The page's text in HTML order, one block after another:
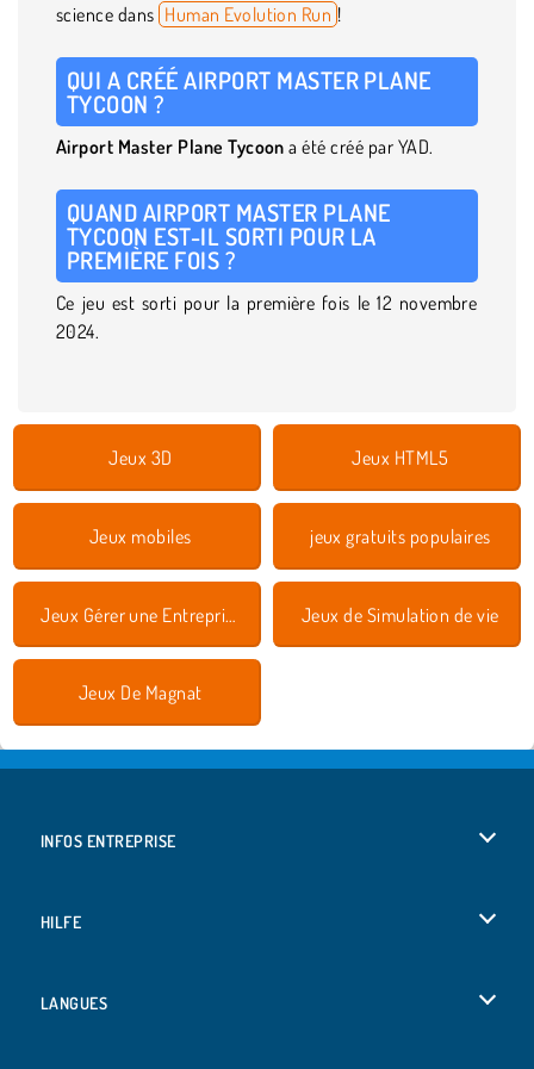
science dans Human Evolution Run !
QUI A CRÉÉ AIRPORT MASTER PLANE
TYCOON ?
Airport Master Plane Tycoon a été créé par YAD.
QUAND AIRPORT MASTER PLANE
TYCOON EST-IL SORTI POUR LA
PREMIÈRE FOIS ?
Ce jeu est sorti pour la première fois le 12 novembre
2024.
Jeux 3D Jeux HTML5
Jeux mobiles jeux gratuits populaires
Jeux Gérer une Entreprise Jeux de Simulation de vie
Jeux De Magnat
INFOS ENTREPRISE
HILFE
LANGUES